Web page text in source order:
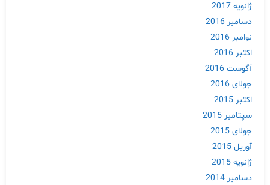
ژانویه 2017
دسامبر 2016
نوامبر 2016
اکتبر 2016
آگوست 2016
جولای 2016
اکتبر 2015
سپتامبر 2015
جولای 2015
آوریل 2015
ژانویه 2015
دسامبر 2014